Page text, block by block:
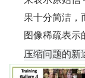
果十分简洁，
图像稀疏表示
压缩问题的新